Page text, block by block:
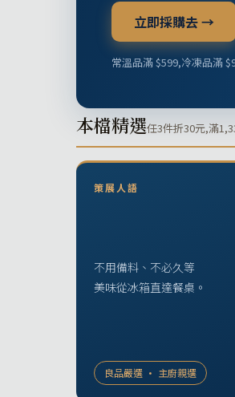
立即採購去 →
常溫品滿 $599,冷凍品滿
本檔精選任3件折30元,滿
策展人語
不用備料、不必久等
美味從冰箱直達餐桌。
良品嚴選 · 主廚親選